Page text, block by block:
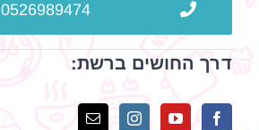
0526989474
דרך החושים ברשת: